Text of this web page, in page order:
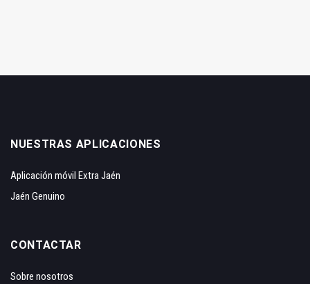
NUESTRAS APLICACIONES
Aplicación móvil Extra Jaén
Jaén Genuino
CONTACTAR
Sobre nosotros